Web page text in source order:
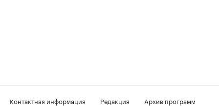
Контактная информация Редакция
Архив программ